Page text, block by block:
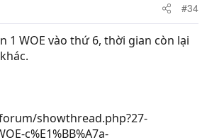
#34
1 WOE vào thứ 6, thời gian còn lại
showthread.php?27-
c%E1%BB%A7a-